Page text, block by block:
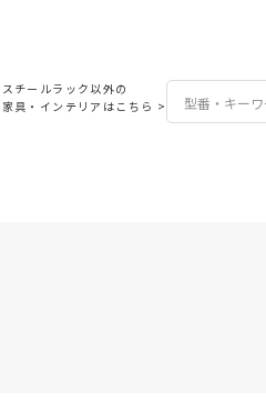
スチールラック以外の
家具・インテリアはこちら >